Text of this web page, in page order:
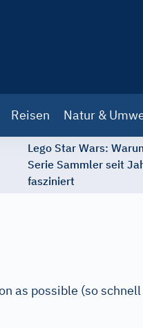
Reisen Natur &
Lego Star Wars:
Serie Sammler seit
fasziniert
as possible (so schnell